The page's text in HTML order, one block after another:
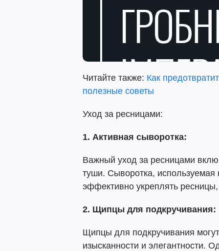
Читайте также: Как
полезные советы
Уход за ресницами:
1. Активная сыворотка:
Важный уход за ресницами
туши. Сыворотка,
эффективно укреплять
2. Щипцы для подкручивания:
Щипцы для подкручивания
изысканности и элегантности.